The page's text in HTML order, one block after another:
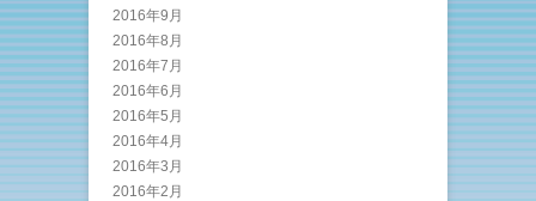
2016年9月
2016年8月
2016年7月
2016年6月
2016年5月
2016年4月
2016年3月
2016年2月